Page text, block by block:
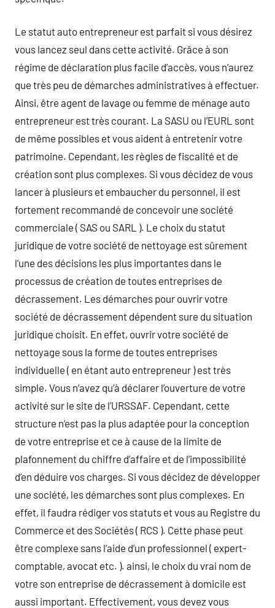
Le statut auto entrepreneur est parfait si vous désirez
vous lancez seul dans cette activité. Grâce à son
régime de déclaration plus facile d’accès, vous n’aurez
que très peu de démarches administratives à effectuer.
Ainsi, être agent de lavage ou femme de ménage auto
entrepreneur est très courant. La SASU ou l’EURL sont
de même possibles et vous aident à entretenir votre
patrimoine. Cependant, les règles de fiscalité et de
création sont plus complexes. Si vous décidez de vous
lancer à plusieurs et embaucher du personnel, il est
fortement recommandé de concevoir une société
commerciale ( SAS ou SARL ). Le choix du statut
juridique de votre société de nettoyage est sûrement
l’une des décisions les plus importantes dans le
processus de création de toutes entreprises de
décrassement. Les démarches pour ouvrir votre
société de décrassement dépendent sure du situation
juridique choisit. En effet, ouvrir votre société de
nettoyage sous la forme de toutes entreprises
individuelle ( en étant auto entrepreneur ) est très
simple. Vous n’avez qu’à déclarer l’ouverture de votre
activité sur le site de l’URSSAF. Cependant, cette
structure n’est pas la plus adaptée pour la conception
de votre entreprise et ce à cause de la limite de
plafonnement du chiffre d’affaire et de l’impossibilité
d’en déduire vos charges. Si vous décidez de développer
une société, les démarches sont plus complexes. En
effet, il faudra rédiger vos statuts et vous au Registre du
Commerce et des Sociétés ( RCS ). Cette phase peut
être complexe sans l’aide d’un professionnel ( expert-
comptable, avocat etc. ). ainsi, le choix du vrai nom de
votre son entreprise de décrassement à domicile est
aussi important. Effectivement, vous devez vous